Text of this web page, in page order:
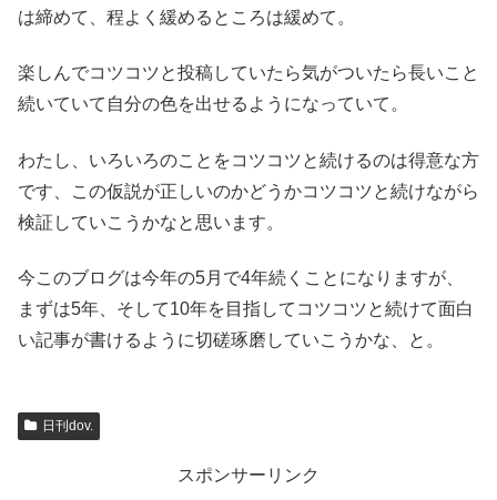
は締めて、程よく緩めるところは緩めて。
楽しんでコツコツと投稿していたら気がついたら長いこと
続いていて自分の色を出せるようになっていて。
わたし、いろいろのことをコツコツと続けるのは得意な方
です、この仮説が正しいのかどうかコツコツと続けながら
検証していこうかなと思います。
今このブログは今年の5月で4年続くことになりますが、
まずは5年、そして10年を目指してコツコツと続けて面白
い記事が書けるように切磋琢磨していこうかな、と。
日刊dov.
スポンサーリンク